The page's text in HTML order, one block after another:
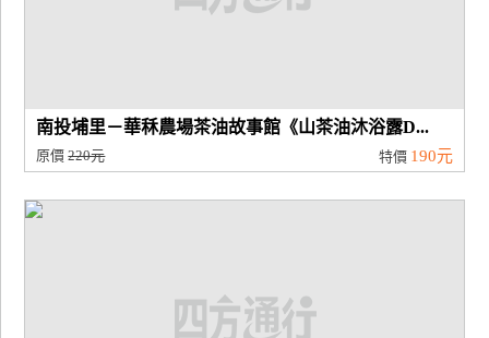
商
品
宣
南投埔里－華秝農場茶油故事館《山茶油沐浴露D...
原價220元 特價 190元